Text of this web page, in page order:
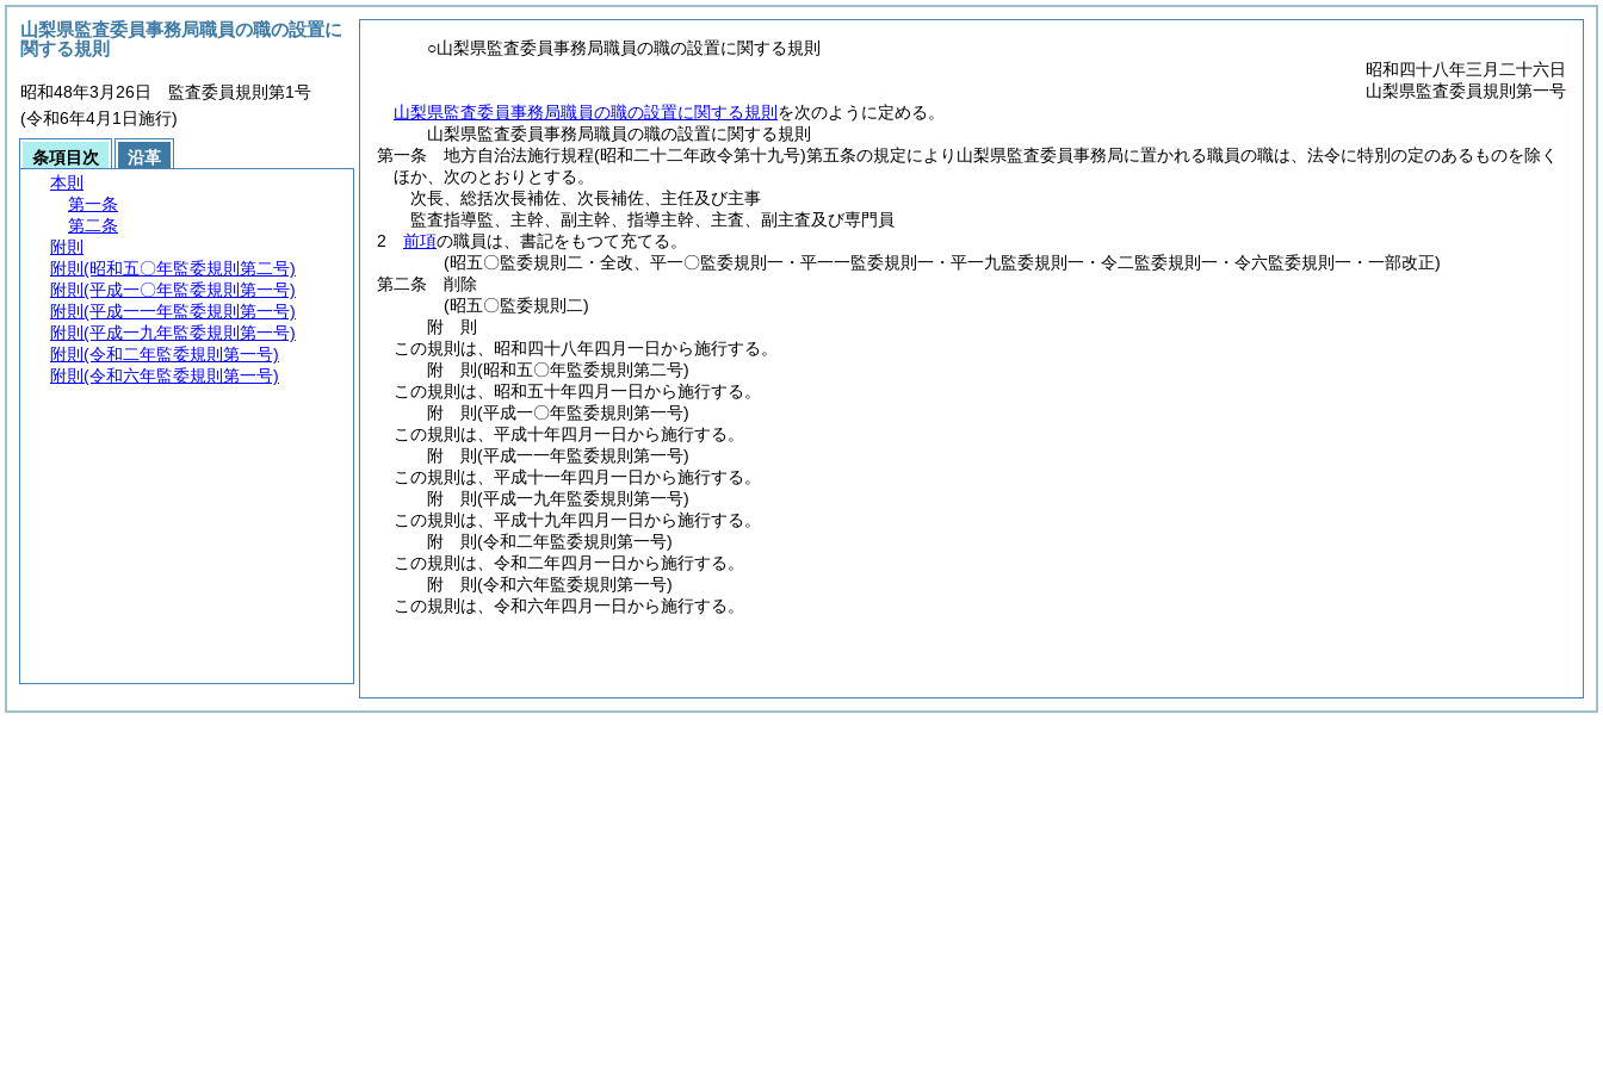
○山梨県監査委員事務局職員の職の設置に関する規則
昭和四十八年三月二十六日
山梨県監査委員規則第一号
山梨県監査委員事務局職員の職の設置に関する規則 を次のように定める。
山梨県監査委員事務局職員の職の設置に関する規則
第一条
地方自治法施行規程(昭和二十二年政令第十九号)第五条の規定により山梨県監査委員事務局に置かれる職員の職は、法令に特別の定のあるものを除く
ほか、次のとおりとする。
次長、総括次長補佐、次長補佐、主任及び主事
監査指導監、主幹、副主幹、指導主幹、主査、副主査及び専門員
2
前項の職員は、書記をもつて充てる。
(昭五〇監委規則二・全改、平一〇監委規則一・平一一監委規則一・平一九監委規則一・令二監委規則一・令六監委規則一・一部改正)
第二条
削除
(昭五〇監委規則二)
附 則
この規則は、昭和四十八年四月一日から施行する。
附 則(昭和五〇年監委規則第二号)
この規則は、昭和五十年四月一日から施行する。
附 則(平成一〇年監委規則第一号)
この規則は、平成十年四月一日から施行する。
附 則(平成一一年監委規則第一号)
この規則は、平成十一年四月一日から施行する。
附 則(平成一九年監委規則第一号)
この規則は、平成十九年四月一日から施行する。
附 則(令和二年監委規則第一号)
この規則は、令和二年四月一日から施行する。
附 則(令和六年監委規則第一号)
この規則は、令和六年四月一日から施行する。
山梨県監査委員事務局職員の職の設置に
関する規則
昭和48年3月26日 監査委員規則第1号
(令和6年4月1日施行)
条項目次
沿革
本則
第一条
第二条
附則
附則 (昭和五〇年監委規則第二号)
附則 (平成一〇年監委規則第一号)
附則 (平成一一年監委規則第一号)
附則 (平成一九年監委規則第一号)
附則 (令和二年監委規則第一号)
附則 (令和六年監委規則第一号)